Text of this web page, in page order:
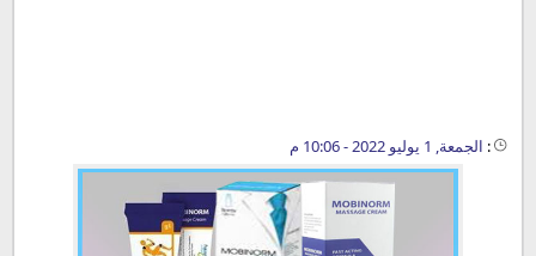
: الجمعة, 1 يوليو 2022 - 10:06 م